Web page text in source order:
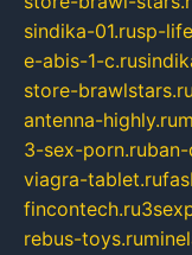
sindika-01.rusp-
e-abis-1-c.ru
store-brawlstars.ru
antenna-highly.ru
3-sex-porn.ru
viagra-tablet.ru
fincontech.ru
rebus-toys.ru